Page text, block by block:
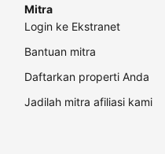
Mitra
Login ke Ekstranet
Bantuan mitra
Daftarkan properti Anda
Jadilah mitra afiliasi kami